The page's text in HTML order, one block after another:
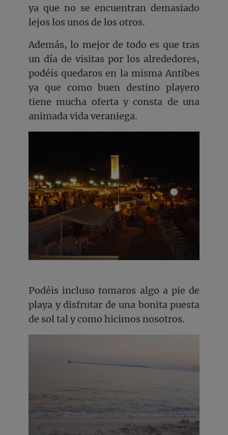
ya que no se encuentran demasiado
lejos los unos de los otros.
Además, lo mejor de todo es que tras
un día de visitas por los alrededores,
podéis quedaros en la misma Antibes
ya que como buen destino playero
tiene mucha oferta y consta de una
animada vida veraniega.
Podéis incluso tomaros algo a pie de
playa y disfrutar de una bonita puesta
de sol tal y como hicimos nosotros.